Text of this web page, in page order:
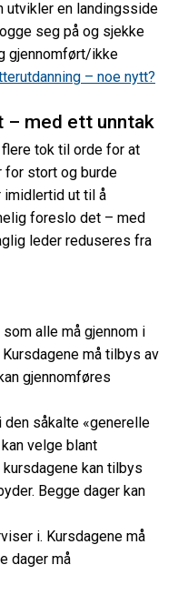
utvikler en landingsside
seg på og sjekke
gjennomført/ikke
– noe nytt?
– med ett unntak
tok til orde for at
for stort og burde
imidlertid ut til å
foreslo det – med
leder reduseres fra
alle må gjennom i
må tilbys av
gjennomføres
såkalte «generelle
velge blant
kan tilbys
Begge dager kan
i. Kursdagene må
dager må